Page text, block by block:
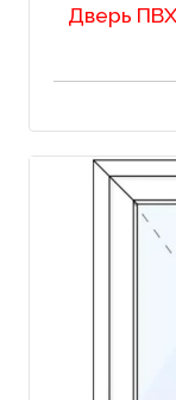
Дверь